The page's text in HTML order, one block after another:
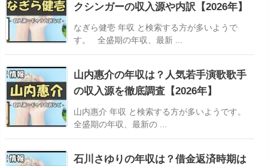
クシンガーの収入源や内訳【2026年】
なぎら健壱 年収 と検索する方が多いようで
す。 全盛期の年収、最新 ...
山内惠介の年収は？人気若手演歌歌手
の収入源を徹底調査【2026年】
山内惠介 年収 と検索する方が多いようです。
全盛期の年収、最新の ...
石川さゆりの年収は？借金返済時期は